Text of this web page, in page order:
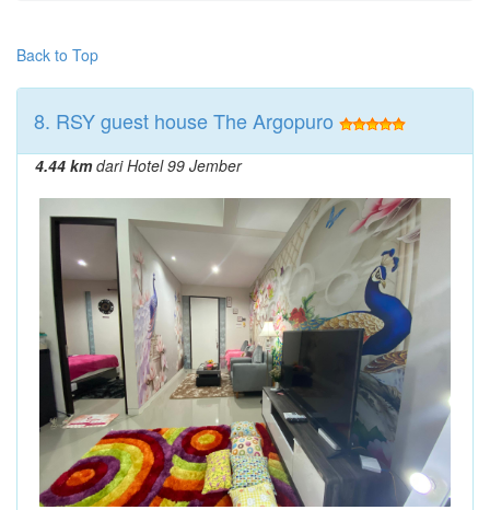
Back to Top
8. RSY guest house The Argopuro
4.44 kmdari Hotel 99 Jember